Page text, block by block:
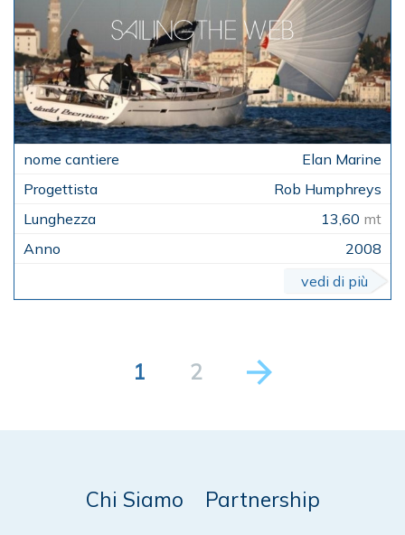
Elan Marine
Rob Humphreys
13,60 mt
2008
vedi di più
1 2
Chi Siamo
Partnership